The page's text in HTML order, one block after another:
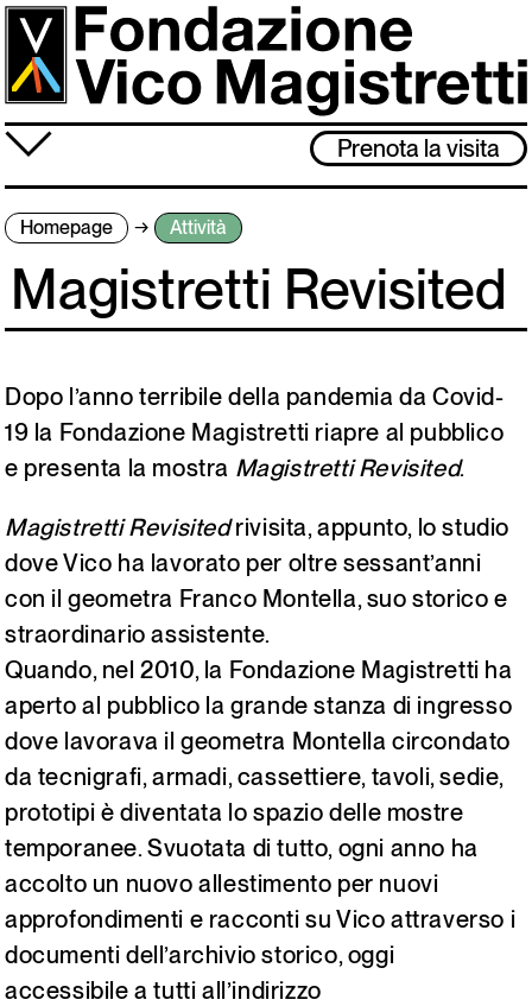
Salta
contenuto
principale
≡ Prenota la visita
Fondazione
Attività
Vico Magistretti
Archivio
Lo studio museo è chiuso dal 3 al 31 agosto. Ci rivediamo l’1 settembre!
Italiano English
Homepage Attività
Magistretti Revisited
Dopo l’anno terribile della pandemia da Covid-
19 la Fondazione Magistretti riapre al pubblico
e presenta la mostra Magistretti Revisited.
Magistretti Revisitedrivisita, appunto, lo studio
dove Vico ha lavorato per oltre sessant’anni
con il geometra Franco Montella, suo storico e
straordinario assistente.
Quando, nel 2010, la Fondazione Magistretti ha
aperto al pubblico la grande stanza di ingresso
dove lavorava il geometra Montella circondato
da tecnigrafi, armadi, cassettiere, tavoli, sedie,
prototipi è diventata lo spazio delle mostre
temporanee. Svuotata di tutto, ogni anno ha
accolto un nuovo allestimento per nuovi
approfondimenti e racconti su Vico attraverso i
documenti dell’archivio storico, oggi
accessibile a tutti all’indirizzo